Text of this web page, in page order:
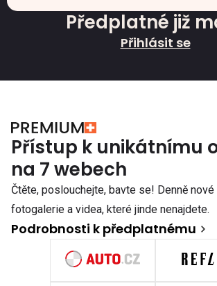
Předplatné již
Přihlásit se
Přístup k unikátnímu
na 7 webech
Čtěte, poslouchejte, bavte se! Denně nové
fotogalerie a videa, které jinde nenajdete.
Podrobnosti k předplatnému